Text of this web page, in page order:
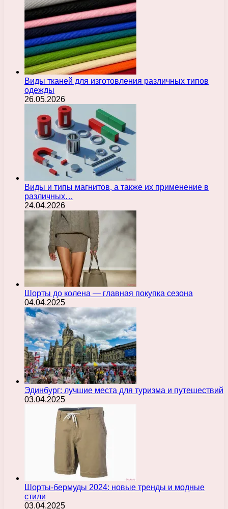
Виды тканей для изготовления различных типов
одежды
26.05.2026
Виды и типы магнитов, а также их применение в
различных…
24.04.2026
Шорты до колена — главная покупка сезона
04.04.2025
Эдинбург: лучшие места для туризма и путешествий
03.04.2025
Шорты-бермуды 2024: новые тренды и модные
стили
03.04.2025